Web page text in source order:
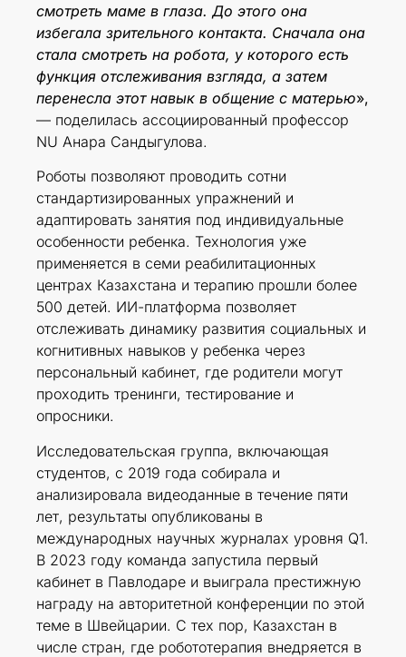
смотреть маме в глаза. До этого она
избегала зрительного контакта. Сначала она
стала смотреть на робота, у которого есть
функция отслеживания взгляда, а затем
перенесла этот навык в общение с матерью»,
— поделилась ассоциированный профессор
NU Анара Сандыгулова.
Роботы позволяют проводить сотни
стандартизированных упражнений и
адаптировать занятия под индивидуальные
особенности ребенка. Технология уже
применяется в семи реабилитационных
центрах Казахстана и терапию прошли более
500 детей. ИИ-платформа позволяет
отслеживать динамику развития социальных и
когнитивных навыков у ребенка через
персональный кабинет, где родители могут
проходить тренинги, тестирование и
опросники.
Исследовательская группа, включающая
студентов, с 2019 года собирала и
анализировала видеоданные в течение пяти
лет, результаты опубликованы в
международных научных журналах уровня Q1.
В 2023 году команда запустила первый
кабинет в Павлодаре и выиграла престижную
награду на авторитетной конференции по этой
теме в Швейцарии. С тех пор, Казахстан в
числе стран, где робототерапия внедряется в